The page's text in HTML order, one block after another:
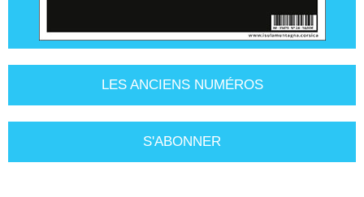
LES ANCIENS NUMÉROS
S'ABONNER